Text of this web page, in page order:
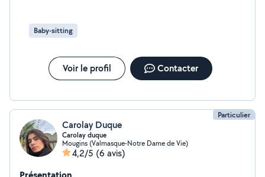
Baby-sitting
Voir le profil Contacter
Particulier
Carolay Duque
Carolay duque
Mougins (Valmasque-Notre Dame de Vie)
4,2/5 (6 avis)